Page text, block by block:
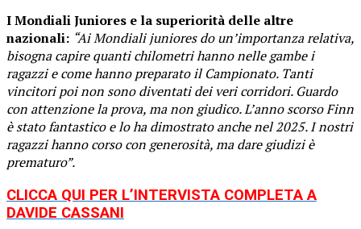
I Mondiali Juniores e la superiorità delle altre
nazionali: “Ai Mondiali juniores do un’importanza relativa,
bisogna capire quanti chilometri hanno nelle gambe i
ragazzi e come hanno preparato il Campionato. Tanti
vincitori poi non sono diventati dei veri corridori. Guardo
con attenzione la prova, ma non giudico. L’anno scorso Finn
è stato fantastico e lo ha dimostrato anche nel 2025. I nostri
ragazzi hanno corso con generosità, ma dare giudizi è
prematuro”.
CLICCA QUI PER L’INTERVISTA COMPLETA A
DAVIDE CASSANI